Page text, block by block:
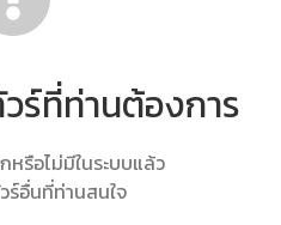
ร์ที่ท่านต้องการ
หรือไม่มีในระบบแล้ว
ร์อื่นที่ท่านสนใจ